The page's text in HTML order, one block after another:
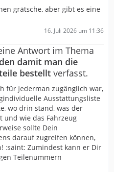
grätsche, aber gibt es eine
16. Juli 2026 um 11:36
Antwort im Thema
damit man die
bestellt verfasst.
für jederman zugänglich war,
Ausstattungsliste
wo drin stand, was der
und wie das Fahrzeug
sollte Dein
darauf zugreifen können,
:saint: Zumindest kann er Dir
Teilenummern